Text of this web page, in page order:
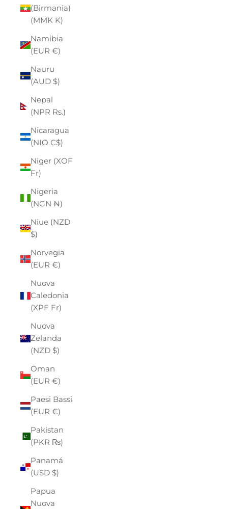
(Birmania)
(MMK K)
Namibia
(EUR €)
Nauru
(AUD $)
Nepal
(NPR Rs.)
Nicaragua
(NIO C$)
Niger (XOF
Fr)
Nigeria
(NGN ₦)
Niue (NZD
$)
Norvegia
(EUR €)
Nuova
Caledonia
(XPF Fr)
Nuova
Zelanda
(NZD $)
Oman
(EUR €)
Paesi Bassi
(EUR €)
Pakistan
(PKR ₨)
Panamá
(USD $)
Papua
Nuova